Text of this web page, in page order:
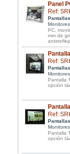
Panel
Ref:
Pantallas
PC,
mm de
Ref:
Pantallas
Pantalla
opción
Ref:
Pantallas
Pantalla
opción